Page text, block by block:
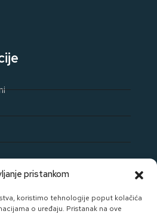
pristankom
koristimo tehnologije poput kolačića
o uređaju. Pristanak na ove